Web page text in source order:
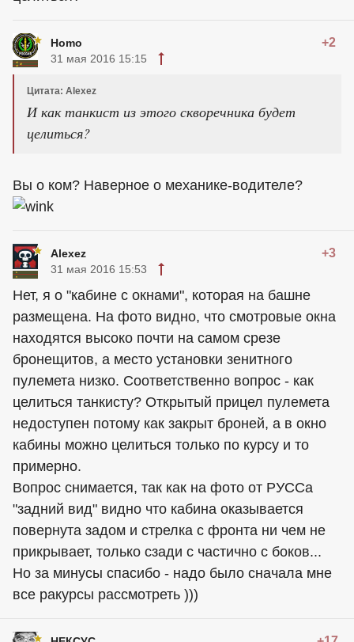
Homo +2
31 мая 2016 15:15
Цитата: Alexez
И как танкист из этого скворечника будет
целиться?
Вы о ком? Наверное о механике-водителе?
Alexez +3
31 мая 2016 15:53
Нет, я о "кабине с окнами", которая на башне
размещена. На фото видно, что смотровые окна
находятся высоко почти на самом срезе
бронещитов, а место установки зенитного
пулемета низко. Соответственно вопрос - как
целиться танкисту? Открытый прицел пулемета
недоступен потому как закрыт броней, а в окно
кабины можно целиться только по курсу и то
примерно.
Вопрос снимается, так как на фото от РУССа
"задний вид" видно что кабина оказывается
повернута задом и стрелка с фронта ни чем не
прикрывает, только сзади с частично с боков...
Но за минусы спасибо - надо было сначала мне
все ракурсы рассмотреть )))